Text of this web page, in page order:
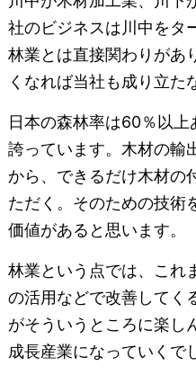
社のビジネスは川中をタ
林業とは直接関わりがあ
くなれば当社も成り立た
日本の森林率は60％以
誇っています。木材の輸
から、できるだけ木材の
ただく。そのための技術
価値があると思います。
林業という点では、これ
の活用などで改善してく
がそういうところに楽し
成長産業になっていくで